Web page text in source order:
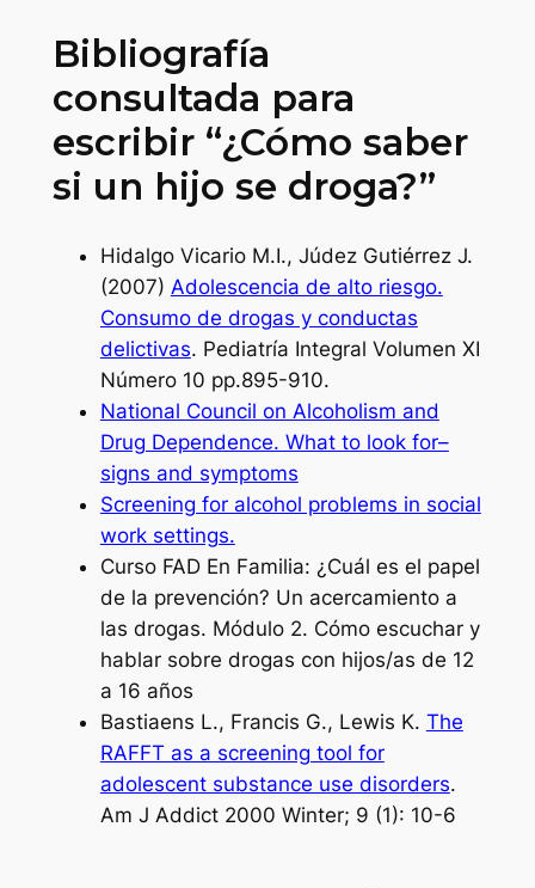
Bibliografía
consultada para
escribir “¿Cómo saber
si un hijo se droga?”
Hidalgo Vicario M.I., Júdez Gutiérrez J.
(2007) Adolescencia de alto riesgo.
Consumo de drogas y conductas
delictivas. Pediatría Integral Volumen XI
Número 10 pp.895-910.
National Council on Alcoholism and
Drug Dependence. What to look for–
signs and symptoms
Screening for alcohol problems in social
work settings.
Curso FAD En Familia: ¿Cuál es el papel
de la prevención? Un acercamiento a
las drogas. Módulo 2. Cómo escuchar y
hablar sobre drogas con hijos/as de 12
a 16 años
Bastiaens L., Francis G., Lewis K. The
RAFFT as a screening tool for
adolescent substance use disorders.
Am J Addict 2000 Winter; 9 (1): 10-6